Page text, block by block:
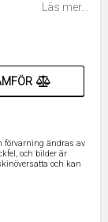
Läs mer...
förvarning ändras av
och bilder är
och kan